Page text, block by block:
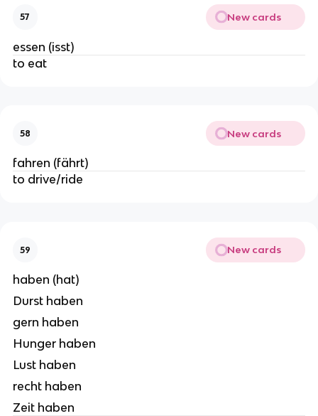
57 New cards
essen (isst)
to eat
58 New cards
fahren (fährt)
to drive/ride
59 New cards
haben (hat)
Durst haben
gern haben
Hunger haben
Lust haben
recht haben
Zeit haben